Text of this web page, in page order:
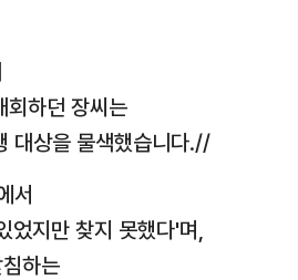
회하던 장씨는
대상을 물색했습니다.//
서
었지만 찾지 못했다'며,
하는